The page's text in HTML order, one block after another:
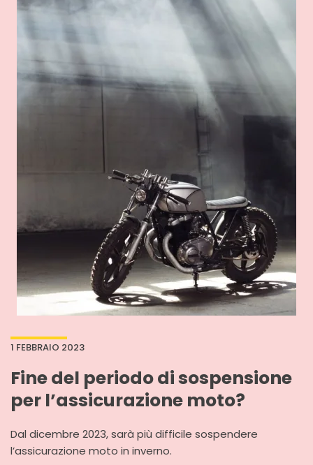
1 FEBBRAIO 2023
Fine del periodo di sospensione
per l’assicurazione moto?
Dal dicembre 2023, sarà più difficile sospendere
l’assicurazione moto in inverno.